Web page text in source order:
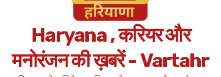
Haryana , करियर और
मनोरंजन की ख़बरें - Vartahr